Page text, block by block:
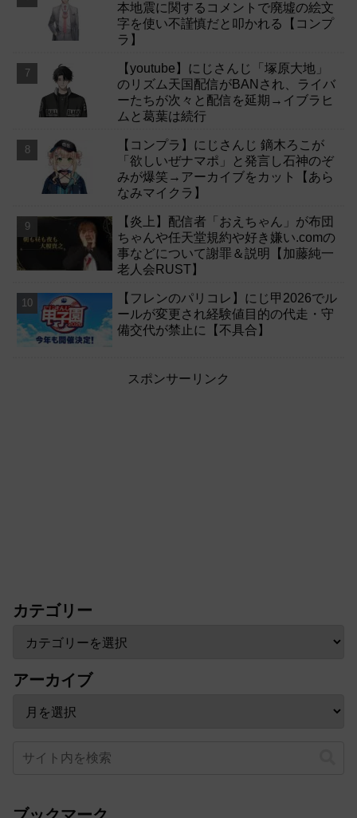
本地震に関するコメントで廃墟の絵文
字を使い不謹慎だと叩かれる【コンプ
ラ】
【youtube】にじさんじ「塚原大地」
のリズム天国配信がBANされ、ライバ
ーたちが次々と配信を延期→イブラヒ
ムと葛葉は続行
【コンプラ】にじさんじ 鏑木ろこが
「欲しいぜナマポ」と発言し石神のぞ
みが爆笑→アーカイブをカット【あら
なみマイクラ】
【炎上】配信者「おえちゃん」が布団
ちゃんや任天堂規約や好き嫌い.comの
事などについて謝罪＆説明【加藤純一
老人会RUST】
【フレンのパリコレ】にじ甲2026でル
ールが変更され経験値目的の代走・守
備交代が禁止に【不具合】
スポンサーリンク
カテゴリー
アーカイブ